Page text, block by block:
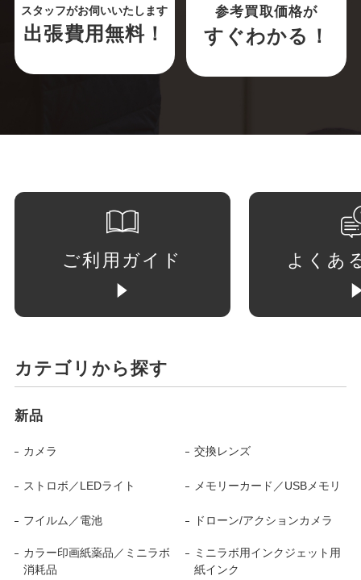
スタッフがお伺いいたします
出張費用無料！
参考買取価格が
すぐわかる！
ご利用ガイド よくあ
カテゴリから探す
新品
カメラ 交換レンズ
ストロボ／LEDライト メモリーカード／USBメモリ
フイルム／電池 ドローン/アクションカメラ
カラー印画紙薬品／ミニラボ
消耗品
ミニラボ用インクジェット用
紙インク